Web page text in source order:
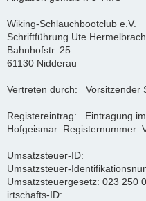
Wiking-Schlauchbootclub e.V.
Schriftführung Ute
Bahnhofstr. 25
61130 Nidderau
Vertreten durch: Vorsitzender
Registereintrag: Eintragung
Hofgeismar Registernummer:
Umsatzsteuer-ID:
Umsatzsteuer-
Umsatzsteuergesetz: 023
irtschafts-ID: